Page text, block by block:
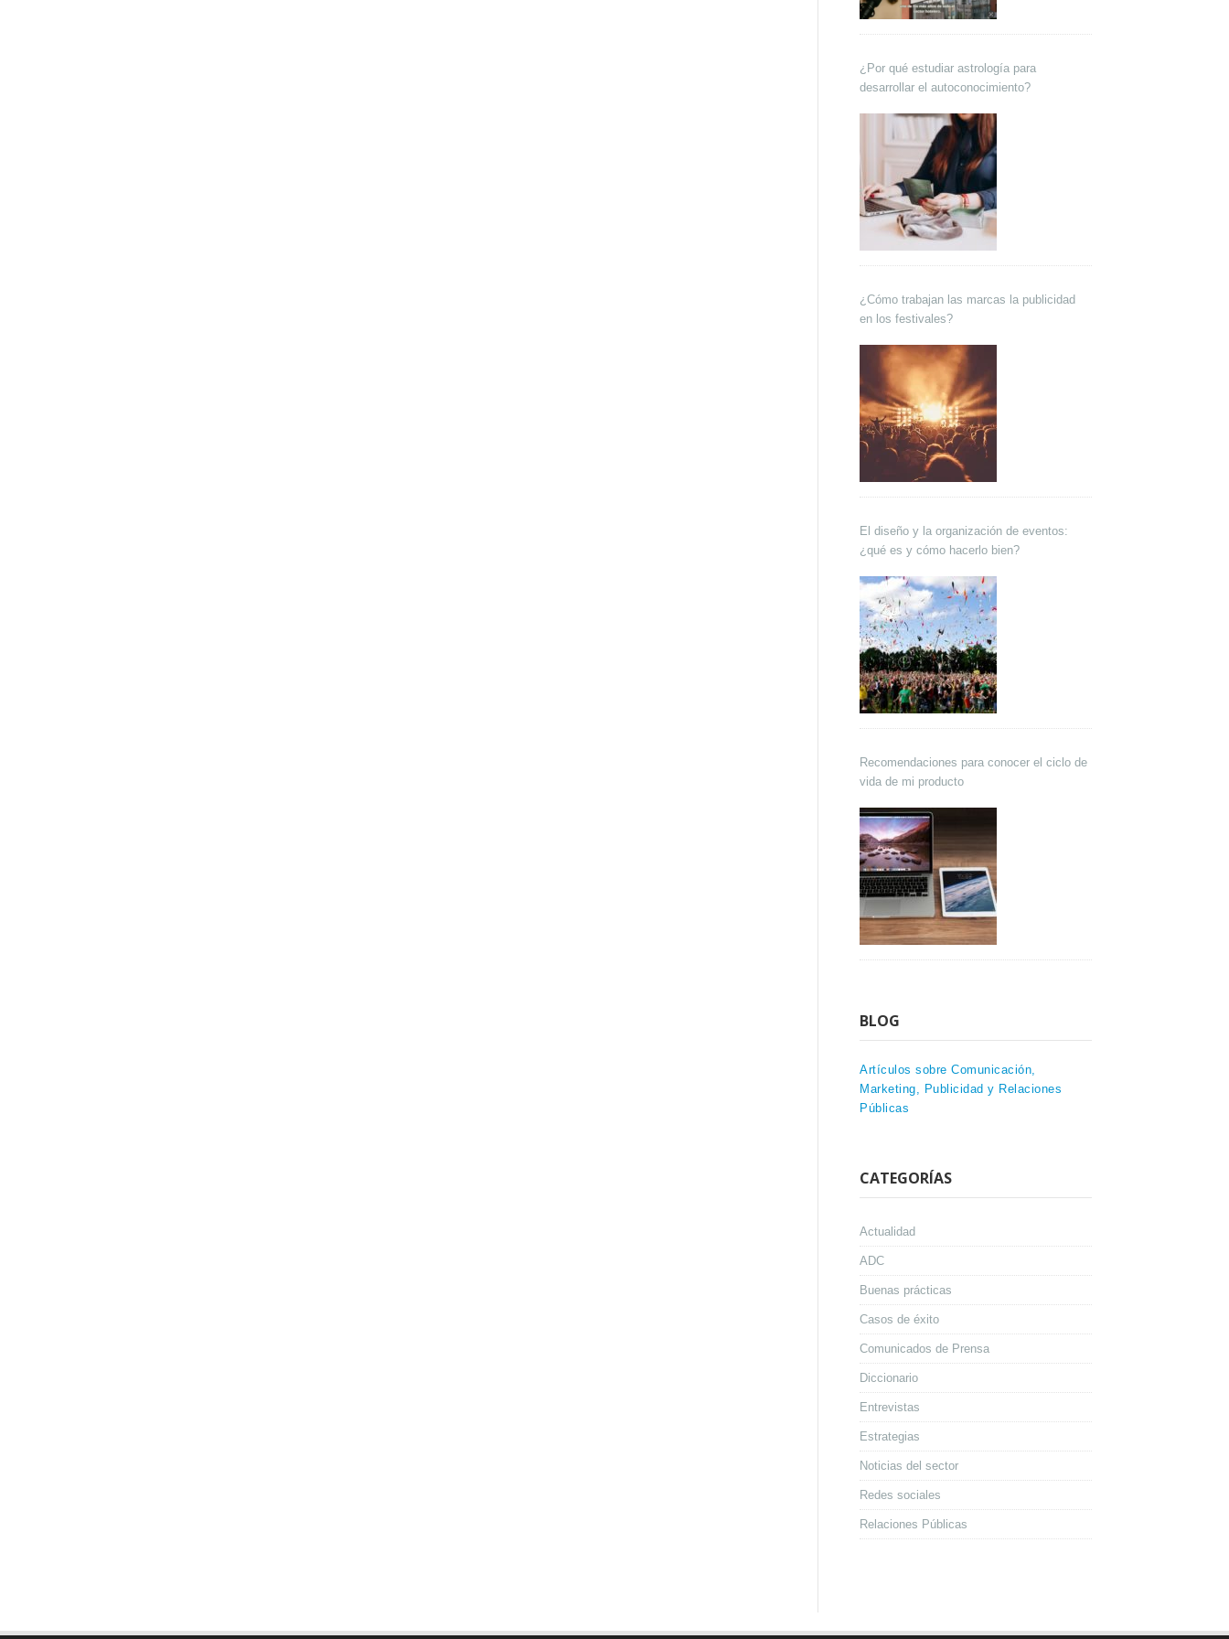
¿Por qué estudiar astrología para
desarrollar el autoconocimiento?
¿Cómo trabajan las marcas la publicidad
en los festivales?
El diseño y la organización de eventos:
¿qué es y cómo hacerlo bien?
Recomendaciones para conocer el ciclo de
vida de mi producto
BLOG
Artículos sobre Comunicación,
Marketing, Publicidad y Relaciones
Públicas
CATEGORÍAS
Actualidad
ADC
Buenas prácticas
Casos de éxito
Comunicados de Prensa
Diccionario
Entrevistas
Estrategias
Noticias del sector
Redes sociales
Relaciones Públicas